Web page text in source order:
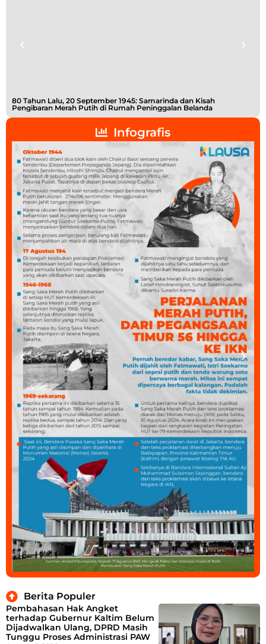
Berita Populer
Pembahasan Hak Angket
terhadap Gubernur Kaltim Belum
Dijadwalkan Ulang, DPRD Masih
Tunggu Proses Administrasi PAW
80 Tahun Lalu, 20 September 1945: Samarinda dan Kisah
Pengibaran Merah Putih di Rumah Peninggalan Belanda
Infografis